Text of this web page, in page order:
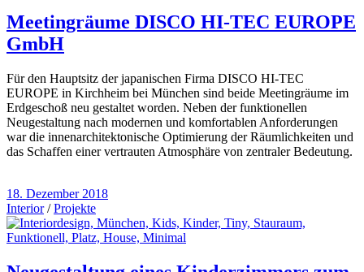
Meetingräume DISCO HI-TEC EUROPE
GmbH
Für den Hauptsitz der japanischen Firma DISCO HI-TEC
EUROPE in Kirchheim bei München sind beide Meetingräume im
Erdgeschoß neu gestaltet worden. Neben der funktionellen
Neugestaltung nach modernen und komfortablen Anforderungen
war die innenarchitektonische Optimierung der Räumlichkeiten und
das Schaffen einer vertrauten Atmosphäre von zentraler Bedeutung.
18. Dezember 2018
Interior/Projekte